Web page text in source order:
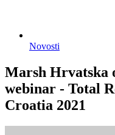
Novosti
Marsh Hrvatska
webinar - Total
Croatia 2021